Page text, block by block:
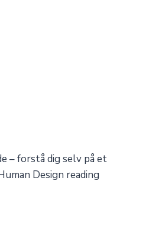
– forstå dig selv på et
Design reading